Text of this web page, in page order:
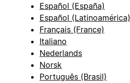
Español (España)
Español (Latinoamérica)
Français (France)
Italiano
Nederlands
Norsk
Português (Brasil)